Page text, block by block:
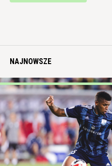
NAJNOWSZE